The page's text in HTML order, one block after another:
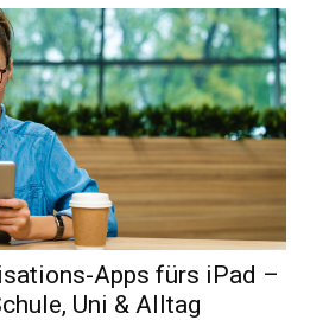
Apps fürs iPad –
Uni & Alltag